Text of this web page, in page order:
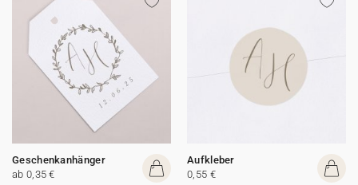
Geschenkanhänger
ab 0,35 €
Aufkleber
0,55 €